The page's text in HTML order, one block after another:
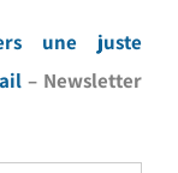
une juste
– Newsletter